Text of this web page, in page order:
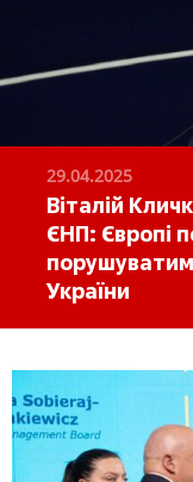
29.04.2025
Віталій
ЄНП: Європі
України